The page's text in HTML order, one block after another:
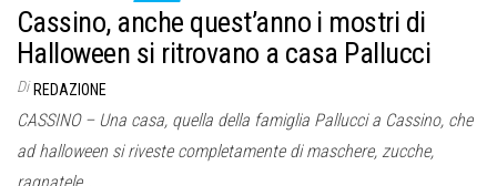
Cassino, anche quest’anno i mostri di
Halloween si ritrovano a casa Pallucci
Di REDAZIONE
CASSINO – Una casa, quella della famiglia Pallucci a Cassino, che
ad halloween si riveste completamente di maschere, zucche,